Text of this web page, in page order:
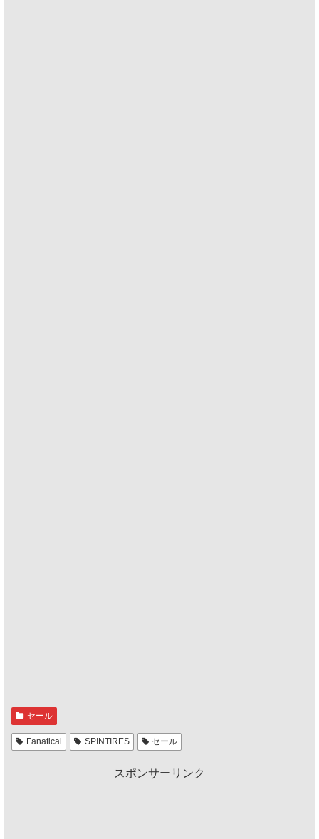
セール
Fanatical SPINTIRES セール
スポンサーリンク